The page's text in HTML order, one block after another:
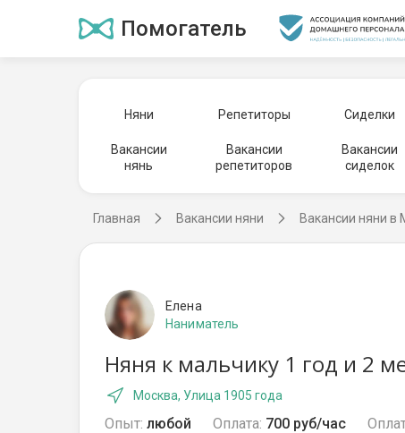
Помогатель
Няни Репетиторы Сиделки
Вакансии
нянь
Вакансии
репетиторов
Вакансии
сиделок
Главная Вакансии няни Вакансии няни в
Елена
Наниматель
Няня к мальчику 1 год и 2
Москва, Улица 1905 года
Опыт: любой Оплата: 700 руб/час